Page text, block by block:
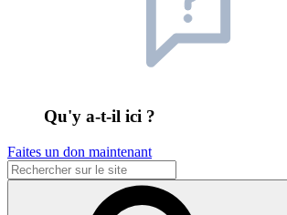
Qu'y a-t-il ici ?
Faites un don maintenant